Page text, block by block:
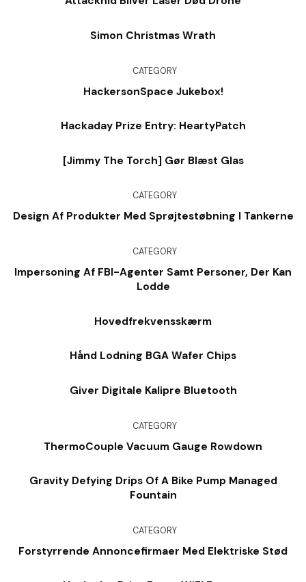
Simon Christmas Wrath
CATEGORY
HackersonSpace Jukebox!
Hackaday Prize Entry: HeartyPatch
[Jimmy The Torch] Gør Blæst Glas
CATEGORY
Design Af Produkter Med Sprøjtestøbning I Tankerne
CATEGORY
Impersoning Af FBI-Agenter Samt Personer, Der Kan
Lodde
Hovedfrekvensskærm
Hånd Lodning BGA Wafer Chips
Giver Digitale Kalipre Bluetooth
CATEGORY
ThermoCouple Vacuum Gauge Rowdown
Gravity Defying Drips Of A Bike Pump Managed
Fountain
CATEGORY
Forstyrrende Annoncefirmaer Med Elektriske Stød